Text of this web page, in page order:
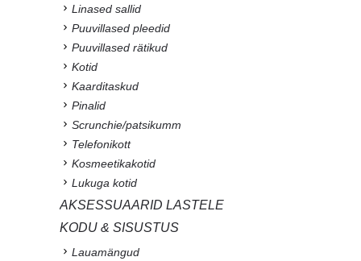
Linased sallid
Puuvillased pleedid
Puuvillased rätikud
Kotid
Kaarditaskud
Pinalid
Scrunchie/patsikumm
Telefonikott
Kosmeetikakotid
Lukuga kotid
AKSESSUAARID LASTELE
KODU & SISUSTUS
Lauamängud